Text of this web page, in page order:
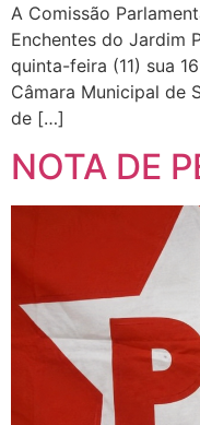
A Comissão
Enchentes do Jardim
quinta-feira (11) sua
Câmara Municipal de
de […]
NOTA DE